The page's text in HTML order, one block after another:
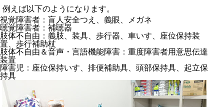
例えば以下のようになります。
視覚障害者：盲人安全つえ、義眼、メガネ
聴覚障害者：補聴器
肢体不自由：義肢、装具、歩行器、車いす、座位保持装
置、歩行補助杖
肢体不自由＆音声・言語機能障害：重度障害者用意思伝達
装置
障害児：座位保持いす、排便補助具、頭部保持具、起立保
持具